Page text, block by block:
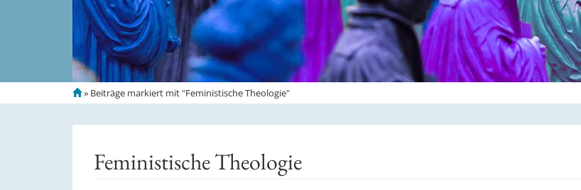
S
t
» Beiträge markiert mit "Feministische Theologie"
Feministische Theologie